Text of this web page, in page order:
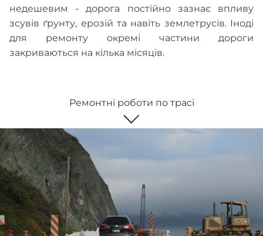
недешевим - дорога постійно зазнає впливу
зсувів ґрунту, ерозій та навіть землетрусів. Іноді
для ремонту окремі частини дороги
закриваються на кілька місяців.
Ремонтні роботи по трасі